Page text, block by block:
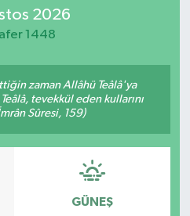
2026
1448
zaman Allâhü Teâlâ'ya
tevekkül eden kullarını
Sûresi, 159)
GÜNEŞ